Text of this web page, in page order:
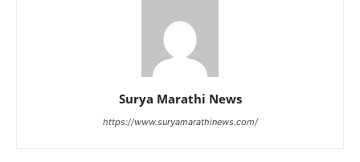
Surya Marathi News
https://www.suryamarathinews.com/